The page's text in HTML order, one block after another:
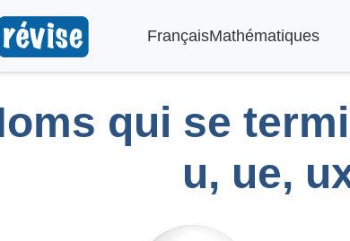
FrançaisMathématiques
qui se
u, ue,